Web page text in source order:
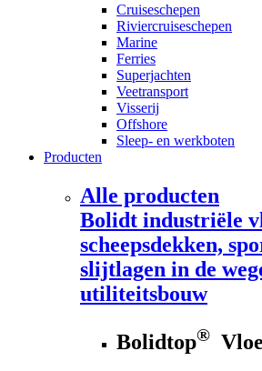
Cruiseschepen
Riviercruiseschepen
Marine
Ferries
Superjachten
Veetransport
Visserij
Offshore
Sleep- en werkboten
Producten
Alle producten
Bolidt industriële
scheepsdekken,
slijtlagen in de
utiliteitsbouw
Bolidtop®